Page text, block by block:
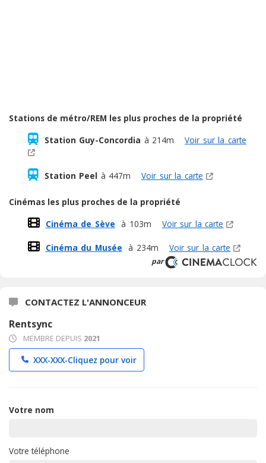
Stations de métro/REM les plus proches de la propriété
Station Guy-Concordia à 214m Voir sur la carte
Station Peel à 447m Voir sur la carte
Cinémas les plus proches de la propriété
Cinéma de Sève à 103m Voir sur la carte
Cinéma du Musée à 234m Voir sur la carte
par
CONTACTEZ L'ANNONCEUR
Rentsync
MEMBRE DEPUIS 2021
XXX-XXX-Cliquez pour voir
Votre nom
Votre téléphone